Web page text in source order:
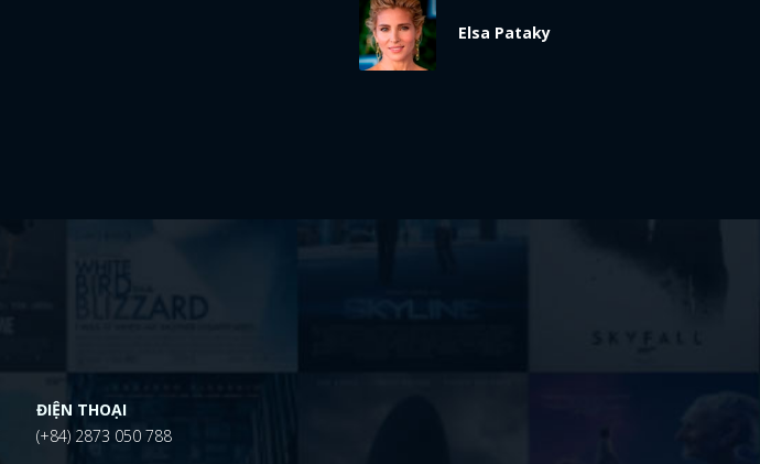
Elsa Pataky
ĐIỆN THOẠI
(+84) 2873 050 788